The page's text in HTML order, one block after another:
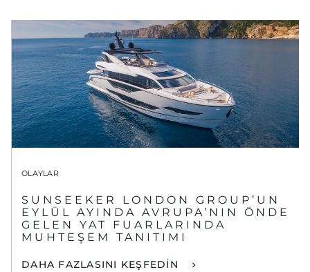
OLAYLAR
SUNSEEKER LONDON GROUP’UN
EYLÜL AYINDA AVRUPA’NIN ÖNDE
GELEN YAT FUARLARINDA
MUHTEŞEM TANITIMI
DAHA FAZLASINI KEŞFEDİN